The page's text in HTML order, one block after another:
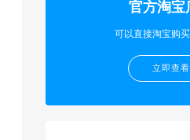
官方淘宝
可以直接淘宝购
立即查看